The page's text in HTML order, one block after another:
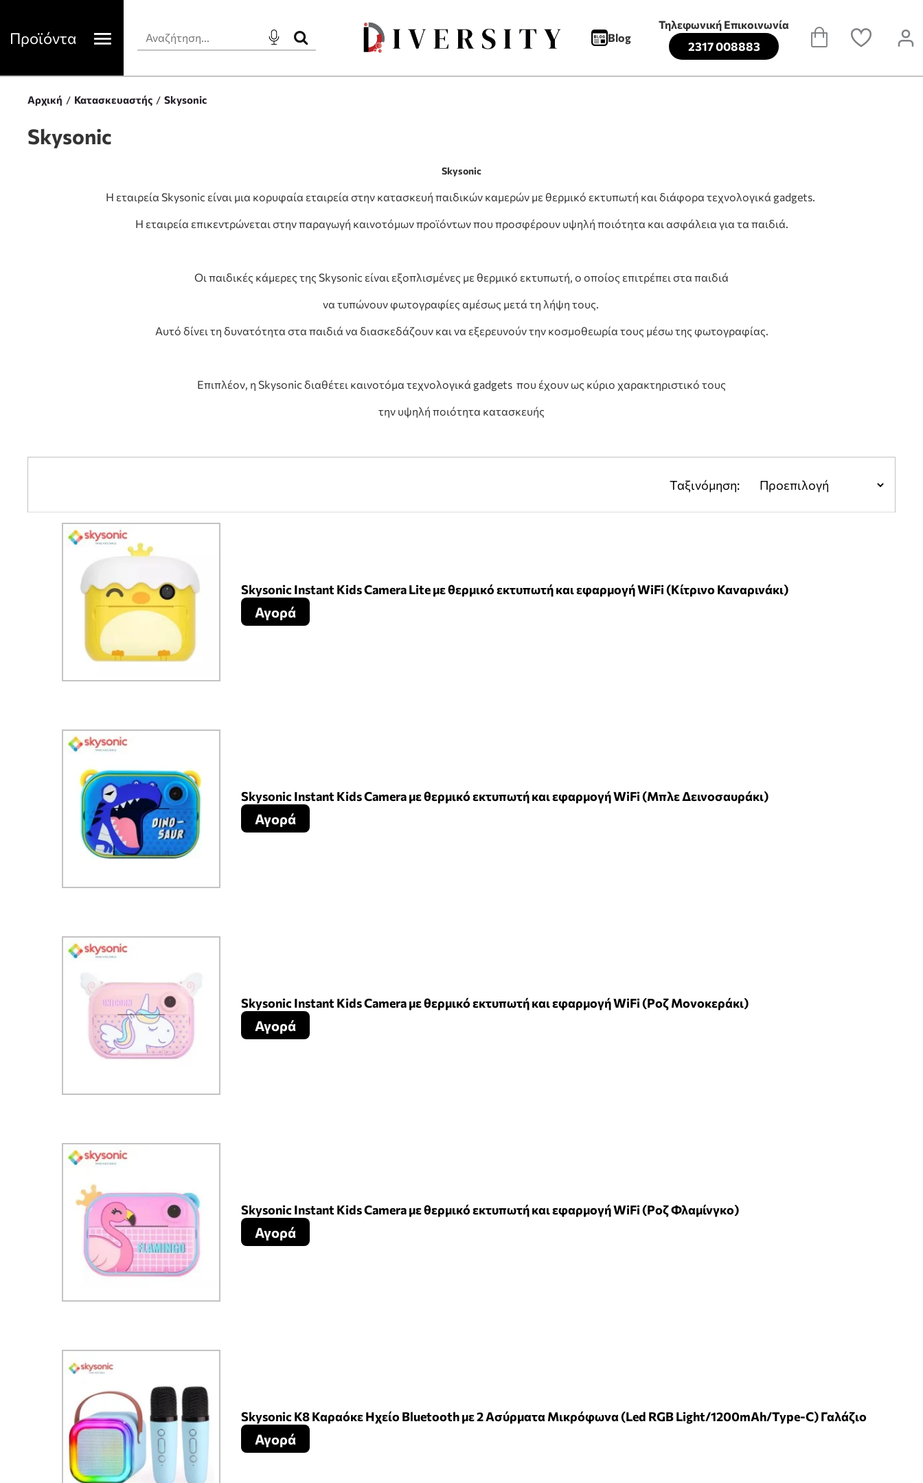
Προϊόντα Blog
Τηλεφωνική Επικοινωνία
2317 008883
Αρχική Κατασκευαστής Skysonic
Skysonic
Skysonic
Η εταιρεία Skysonic είναι μια κορυφαία εταιρεία στην κατασκευή παιδικών καμερών με θερμικό εκτυπωτή και διάφορα τεχνολογικά gadgets.
Η εταιρεία επικεντρώνεται στην παραγωγή καινοτόμων προϊόντων που προσφέρουν υψηλή ποιότητα και ασφάλεια για τα παιδιά.
Οι παιδικές κάμερες της Skysonic είναι εξοπλισμένες με θερμικό εκτυπωτή, ο οποίος επιτρέπει στα παιδιά
να τυπώνουν φωτογραφίες αμέσως μετά τη λήψη τους.
Αυτό δίνει τη δυνατότητα στα παιδιά να διασκεδάζουν και να εξερευνούν την κοσμοθεωρία τους μέσω της φωτογραφίας.
Επιπλέον, η Skysonic διαθέτει καινοτόμα τεχνολογικά gadgets που έχουν ως κύριο χαρακτηριστικό τους
την υψηλή ποιότητα κατασκευής
Ταξινόμηση:
Skysonic Instant Kids Camera Lite με θερμικό εκτυπωτή και εφαρμογή WiFi (Κίτρινο Καναρινάκι)
Αγορά
Skysonic Instant Kids Camera με θερμικό εκτυπωτή και εφαρμογή WiFi (Μπλε Δεινοσαυράκι)
Αγορά
Skysonic Instant Kids Camera με θερμικό εκτυπωτή και εφαρμογή WiFi (Ροζ Μονοκεράκι)
Αγορά
Skysonic Instant Kids Camera με θερμικό εκτυπωτή και εφαρμογή WiFi (Ροζ Φλαμίνγκο)
Αγορά
Skysonic K8 Καραόκε Ηχείο Bluetooth με 2 Ασύρματα Μικρόφωνα (Led RGB Light/1200mAh/Type-C) Γαλάζιο
Αγορά